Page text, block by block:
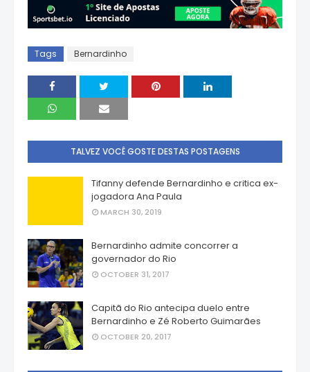
Tags Bernardinho
TALVEZ VOCÊ GOSTE DESTAS POSTAGENS
Tifanny defende Bernardinho e critica ex-
jogadora Ana Paula
MARCH 30, 2019
Bernardinho admite concorrer a
governador do Rio
OCTOBER 31, 2017
Capitã do Rio antecipa duelo entre
Bernardinho e Zé Roberto Guimarães
OCTOBER 20, 2017